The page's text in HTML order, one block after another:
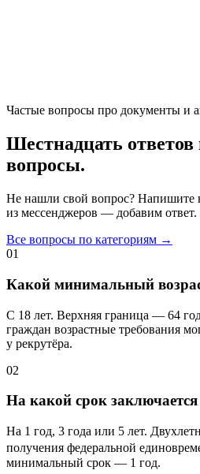
Частые вопросы про документы и
Шестнадцать
вопросы.
Не нашли свой вопрос?
из мессенджеров — добавим ответ.
Все вопросы по категориям →
01
Какой минимальный
С 18 лет. Верхняя граница — 64
граждан возрастные требования
у рекрутёра.
02
На какой срок
На 1 год, 3 года или 5 лет.
получения федеральной
минимальный срок — 1 год.